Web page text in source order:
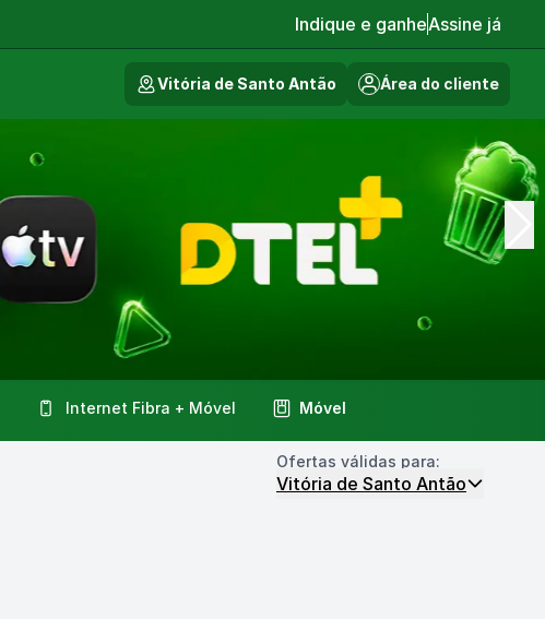
Indique e ganheAssine já
Vitória de Santo Antão Área do cliente
Internet Fibra + Móvel Móvel
Ofertas válidas para:
Vitória de Santo Antão